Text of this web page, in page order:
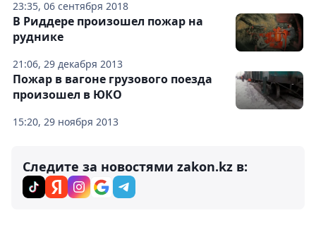
23:35, 06 сентября 2018
21:06, 29 декабря 2013
В Риддере произошел пожар на
руднике
15:20, 29 ноября 2013
Пожар в вагоне грузового поезда
произошел в ЮКО
Следите за новостями zakon.kz в: